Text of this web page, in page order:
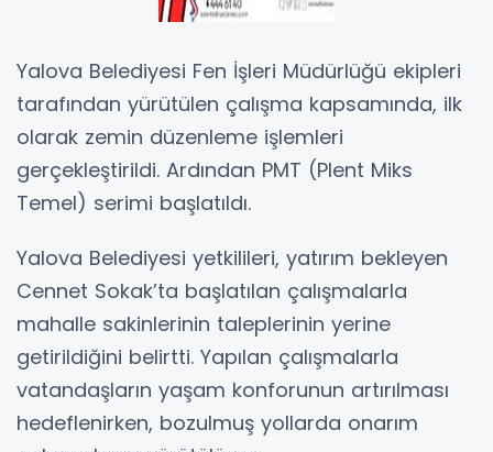
Yalova Belediyesi Fen İşleri Müdürlüğü ekipleri
tarafından yürütülen çalışma kapsamında, ilk
olarak zemin düzenleme işlemleri
gerçekleştirildi. Ardından PMT (Plent Miks
Temel) serimi başlatıldı.
Yalova Belediyesi yetkilileri, yatırım bekleyen
Cennet Sokak’ta başlatılan çalışmalarla
mahalle sakinlerinin taleplerinin yerine
getirildiğini belirtti. Yapılan çalışmalarla
vatandaşların yaşam konforunun artırılması
hedeflenirken, bozulmuş yollarda onarım